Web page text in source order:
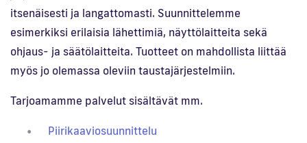
itsenäisesti ja langattomasti. Suunnittelemme
esimerkiksi erilaisia lähettimiä, näyttölaitteita sekä
ohjaus- ja säätölaitteita. Tuotteet on mahdollista liittää
myös jo olemassa oleviin taustajärjestelmiin.
Tarjoamamme palvelut sisältävät mm.
Piirikaaviosuunnittelu